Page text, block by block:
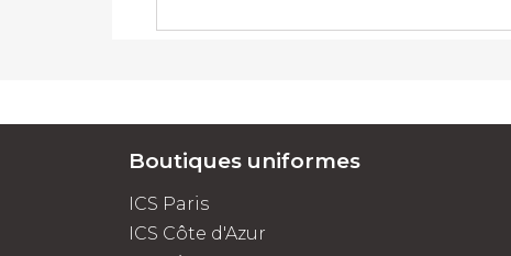
Boutiques uniformes
ICS Paris
ICS Côte d'Azur